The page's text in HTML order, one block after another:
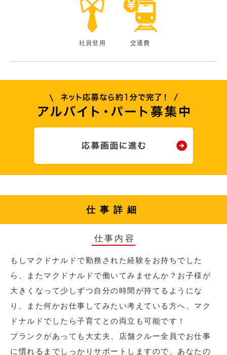
社員登用 交通費
仕事詳細
仕事内容
もしマクドナルドで勤務された経験をお持ちでした
ら、またマクドナルドで働いてみませんか？お子様が
大きくなって少しずつ自分の時間が持てるようにな
り、また何かお仕事してみたい考えている方へ、マク
ドナルドでしたら子育てとの両立も可能です！
ブランクがあっても大丈夫、店舗クルー全員でお仕事
に慣れるまでしっかりサポートしますので、あなたの